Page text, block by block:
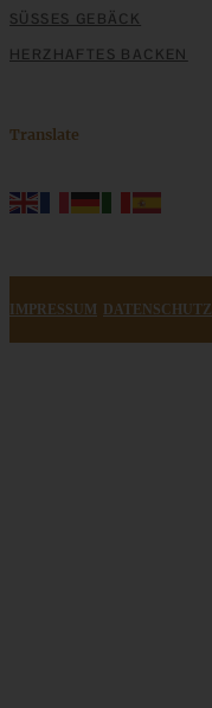
SÜSSES GEBÄCK
HERZHAFTES BACKEN
Translate
IMPRESSUM DATENSCHUTZ